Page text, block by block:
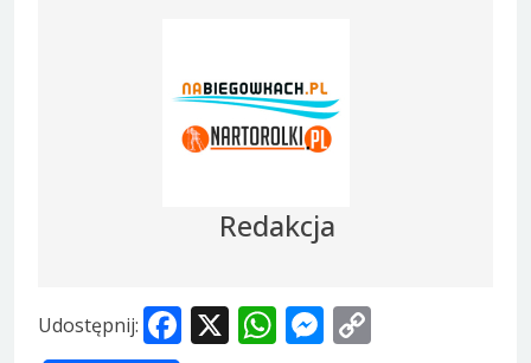
Redakcja
Udostępnij: Facebook
X WhatsApp
Messenger